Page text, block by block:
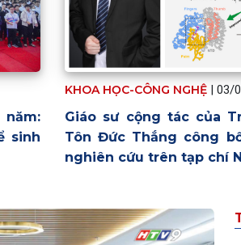
sinh
KHOA HỌC-CÔNG NGHỆ | 03/
Giáo sư cộng tác của
Tôn Đức Thắng công
nghiên cứu trên tạp chí